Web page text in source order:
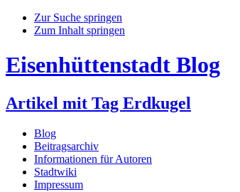
Zur Suche springen
Zum Inhalt springen
Eisenhüttenstadt Blog
Artikel mit Tag Erdkugel
Blog
Beitragsarchiv
Informationen für Autoren
Stadtwiki
Impressum